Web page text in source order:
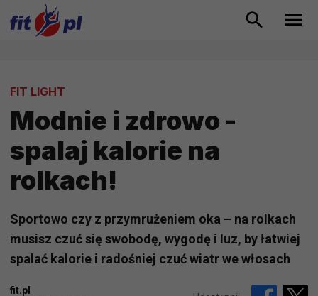
FIT LIGHT
Modnie i zdrowo -
spalaj kalorie na
rolkach!
Sportowo czy z przymrużeniem oka – na rolkach
musisz czuć się swobodę, wygodę i luz, by łatwiej
spalać kalorie i radośniej czuć wiatr we włosach
fit.pl